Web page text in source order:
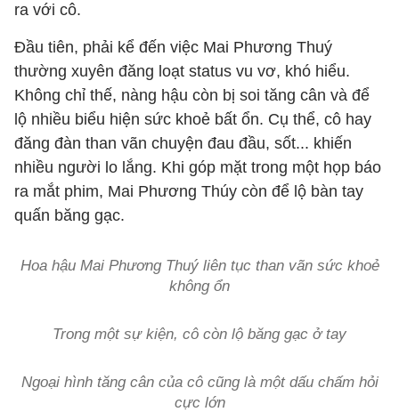
ra với cô.
Đầu tiên, phải kể đến việc Mai Phương Thuý
thường xuyên đăng loạt status vu vơ, khó hiểu.
Không chỉ thế, nàng hậu còn bị soi tăng cân và để
lộ nhiều biểu hiện sức khoẻ bất ổn. Cụ thể, cô hay
đăng đàn than vãn chuyện đau đầu, sốt... khiến
nhiều người lo lắng. Khi góp mặt trong một họp báo
ra mắt phim, Mai Phương Thúy còn để lộ bàn tay
quấn băng gạc.
Hoa hậu Mai Phương Thuý liên tục than vãn sức khoẻ
không ổn
Trong một sự kiện, cô còn lộ băng gạc ở tay
Ngoại hình tăng cân của cô cũng là một dấu chấm hỏi
cực lớn